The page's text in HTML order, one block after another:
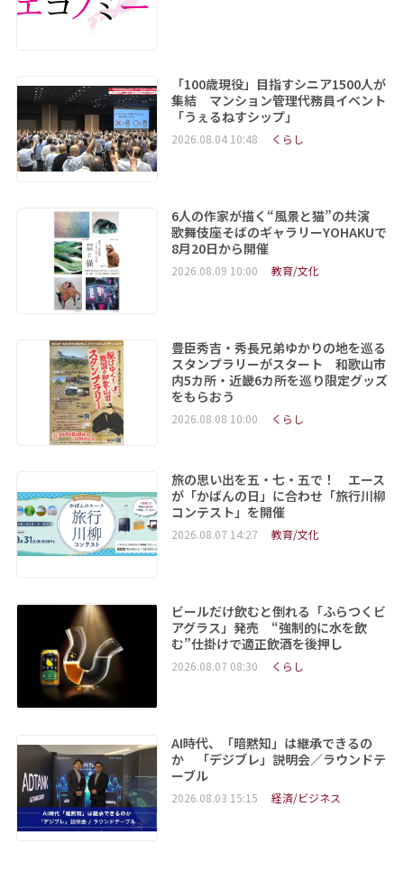
「100歳現役」目指すシニア1500人が
集結 マンション管理代務員イベント
「うぇるねすシップ」
2026.08.04 10:48 くらし
6人の作家が描く“風景と猫”の共演
歌舞伎座そばのギャラリーYOHAKUで
8月20日から開催
2026.08.09 10:00 教育/文化
豊臣秀吉・秀長兄弟ゆかりの地を巡る
スタンプラリーがスタート 和歌山市
内5カ所・近畿6カ所を巡り限定グッズ
をもらおう
2026.08.08 10:00 くらし
旅の思い出を五・七・五で！ エース
が「かばんの日」に合わせ「旅行川柳
コンテスト」を開催
2026.08.07 14:27 教育/文化
ビールだけ飲むと倒れる「ふらつくビ
アグラス」発売 “強制的に水を飲
む”仕掛けで適正飲酒を後押し
2026.08.07 08:30 くらし
AI時代、「暗黙知」は継承できるの
か 「デジブレ」説明会／ラウンドテ
ーブル
2026.08.03 15:15 経済/ビジネス